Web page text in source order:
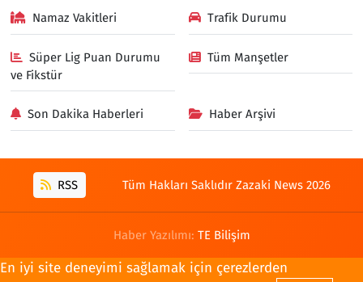
Namaz Vakitleri Trafik Durumu
Süper Lig Puan Durumu
ve Fikstür
Tüm Manşetler
Son Dakika Haberleri Haber Arşivi
RSS Tüm Hakları Saklıdır Zazaki News 2026
Haber Yazılımı: TE Bilişim
En iyi site deneyimi sağlamak için çerezlerden